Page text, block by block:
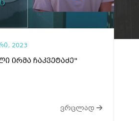
2023
ირმა ჩაკვეტაძე"
ვრცლად